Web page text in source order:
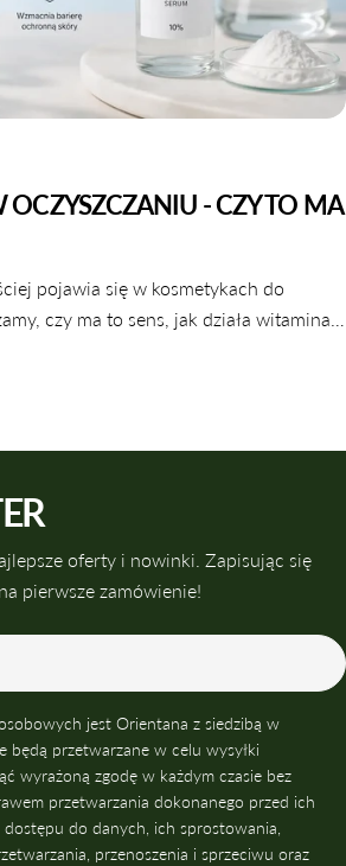
- CZY TO MA
pojawia się w kosmetykach do
czy ma to sens, jak działa witamina
oferty i nowinki. Zapisując się
pierwsze zamówienie!
jest Orientana z siedzibą w
będą przetwarzane w celu wysyłki
wyrażoną zgodę w każdym czasie bez
przetwarzania dokonanego przed ich
do danych, ich sprostowania,
przenoszenia i sprzeciwu oraz